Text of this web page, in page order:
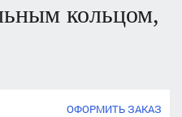
кольцом,
ОФОРМИТЬ ЗАКАЗ